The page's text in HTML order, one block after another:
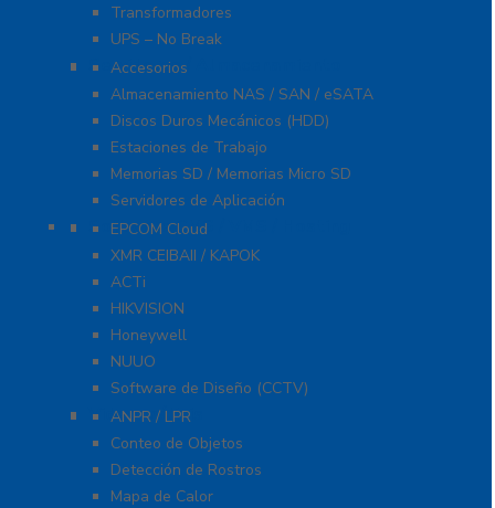
Transformadores
UPS – No Break
Servidores / Almacenamiento
Accesorios
Almacenamiento NAS / SAN / eSATA
Discos Duros Mecánicos (HDD)
Estaciones de Trabajo
Memorias SD / Memorias Micro SD
Servidores de Aplicación
Software CMS / VMS / Hosting
EPCOM Cloud
XMR CEIBAII / KAPOK
ACTi
HIKVISION
Honeywell
NUUO
Software de Diseño (CCTV)
Videoanálisis
ANPR / LPR
Conteo de Objetos
Detección de Rostros
Mapa de Calor